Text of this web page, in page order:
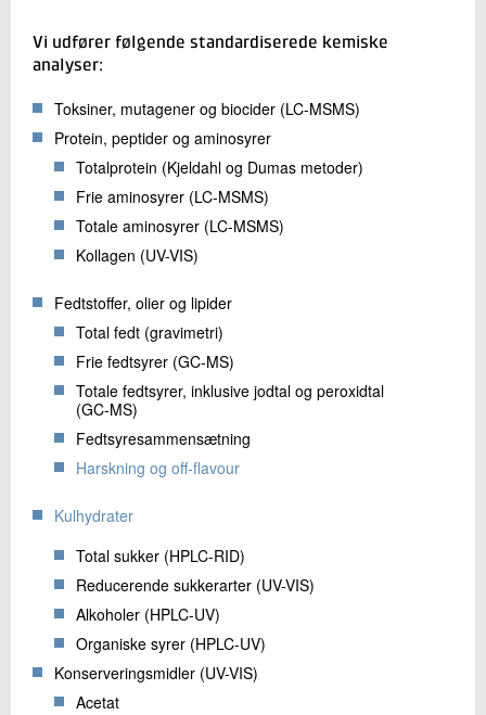
Vi udfører følgende standardiserede kemiske
analyser:
Toksiner, mutagener og biocider (LC-MSMS)
Protein, peptider og aminosyrer
Totalprotein (Kjeldahl og Dumas metoder)
Frie aminosyrer (LC-MSMS)
Totale aminosyrer (LC-MSMS)
Kollagen (UV-VIS)
Fedtstoffer, olier og lipider
Total fedt (gravimetri)
Frie fedtsyrer (GC-MS)
Totale fedtsyrer, inklusive jodtal og peroxidtal
(GC-MS)
Fedtsyresammensætning
Harskning og off-flavour
Kulhydrater
Total sukker (HPLC-RID)
Reducerende sukkerarter (UV-VIS)
Alkoholer (HPLC-UV)
Organiske syrer (HPLC-UV)
Konserveringsmidler (UV-VIS)
Acetat